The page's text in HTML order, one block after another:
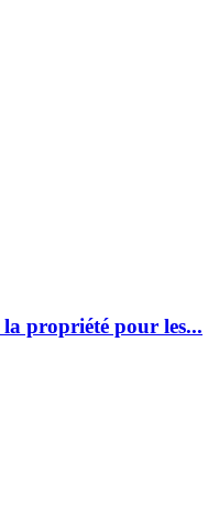
propriété pour les...